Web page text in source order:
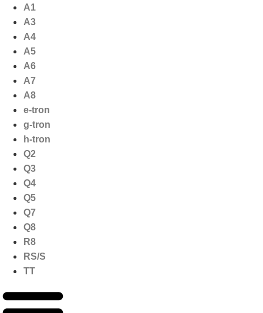
naar
inhoud
A1
A3
A4
A5
A6
A7
A8
e-tron
g-tron
h-tron
Q2
Q3
Q4
Q5
Q7
Q8
R8
RS/S
TT